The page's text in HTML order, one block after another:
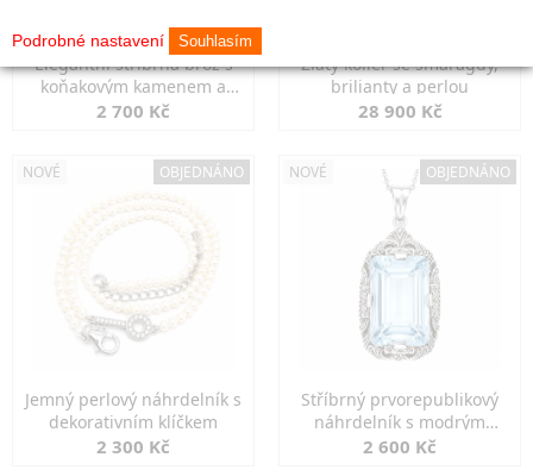
Elegantní stříbrná brož s
koňakovým kamenem a
markazity
2 700 Kč
Zlatý kolier se smaragdy,
brilianty a perlou
28 900 Kč
NOVÉ OBJEDNÁNO
Jemný perlový náhrdelník s
dekorativním klíčkem
2 300 Kč
NOVÉ OBJEDNÁNO
Stříbrný prvorepublikový
náhrdelník s modrým
spinelem
2 600 Kč
Podrobné nastavení Souhlasím